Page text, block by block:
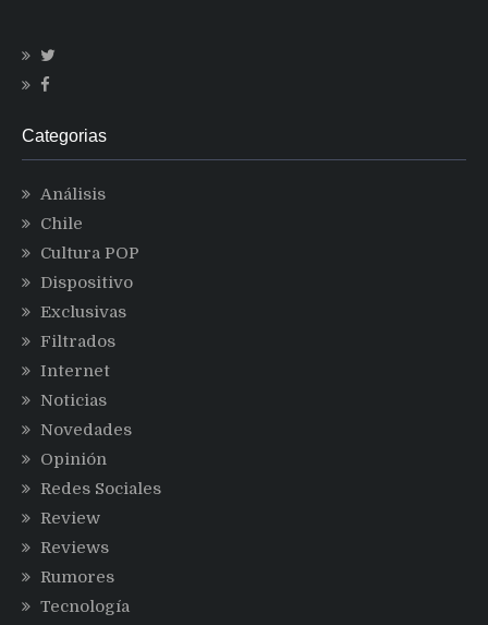
Categorias
Análisis
Chile
Cultura POP
Dispositivo
Exclusivas
Filtrados
Internet
Noticias
Novedades
Opinión
Redes Sociales
Review
Reviews
Rumores
Tecnología